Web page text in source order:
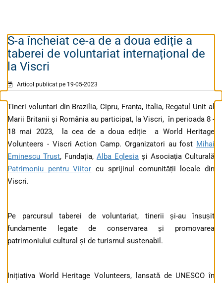
S-a încheiat ce-a de a doua ediție a
taberei de voluntariat internațional de
la Viscri
Articol publicat pe 19-05-2023
Tineri voluntari din Brazilia, Cipru, Franța, Italia, Regatul Unit al
Marii Britanii și România au participat, la Viscri, în perioada 8 -
18 mai 2023, la cea de a doua ediție a World Heritage
Volunteers - Viscri Action Camp. Organizatori au fost Mihai
Eminescu Trust, Fundația, Alba Eglesia și Asociația Culturală
Patrimoniu pentru Viitor cu sprijinul comunității locale din
Viscri.
Pe parcursul taberei de voluntariat, tinerii și-au însușit
fundamente legate de conservarea și promovarea
patrimoniului cultural și de turismul sustenabil.
Inițiativa World Heritage Volunteers, lansată de UNESCO în